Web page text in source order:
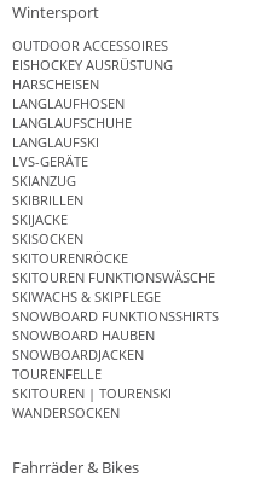
Wintersport
OUTDOOR ACCESSOIRES
EISHOCKEY AUSRÜSTUNG
HARSCHEISEN
LANGLAUFHOSEN
LANGLAUFSCHUHE
LANGLAUFSKI
LVS-GERÄTE
SKIANZUG
SKIBRILLEN
SKIJACKE
SKISOCKEN
SKITOURENRÖCKE
SKITOUREN FUNKTIONSWÄSCHE
SKIWACHS & SKIPFLEGE
SNOWBOARD FUNKTIONSSHIRTS
SNOWBOARD HAUBEN
SNOWBOARDJACKEN
TOURENFELLE
SKITOUREN | TOURENSKI
WANDERSOCKEN
Fahrräder & Bikes